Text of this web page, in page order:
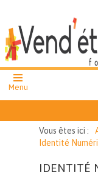
Vous êtes ici :
Identité
IDENTITÉ
Menu